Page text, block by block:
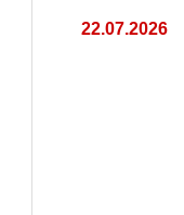
22.07.2026